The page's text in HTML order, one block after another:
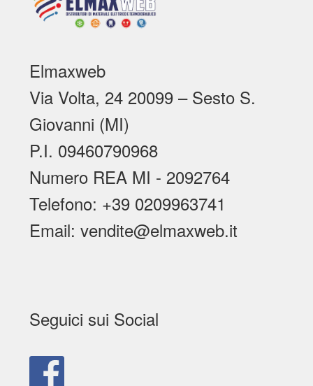
Elmaxweb
Via Volta, 24 20099 – Sesto S.
Giovanni (MI)
P.I. 09460790968
Numero REA MI - 2092764
Telefono: +39 0209963741
Email: vendite@elmaxweb.it
Seguici sui Social